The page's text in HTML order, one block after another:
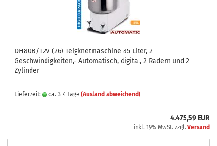
DH80B/T2V (26) Teigknetmaschine 85 Liter, 2
Geschwindigkeiten,- Automatisch, digital, 2 Rädern und 2
Zylinder
Lieferzeit: ca. 3-4 Tage (Ausland abweichend)
4.475,59 EUR
inkl. 19% MwSt. zzgl. Versand